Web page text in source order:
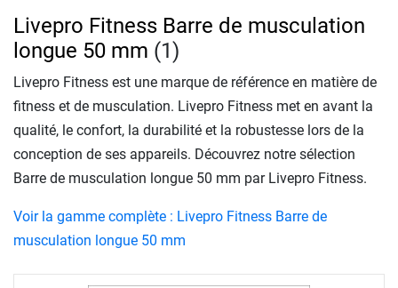
Livepro Fitness Barre de musculation
longue 50 mm (1)
Livepro Fitness est une marque de référence en matière de
fitness et de musculation. Livepro Fitness met en avant la
qualité, le confort, la durabilité et la robustesse lors de la
conception de ses appareils. Découvrez notre sélection
Barre de musculation longue 50 mm par Livepro Fitness.
Voir la gamme complète : Livepro Fitness Barre de
musculation longue 50 mm